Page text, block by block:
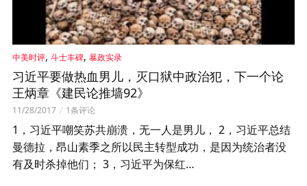
中美时评, 斗士丰碑, 暴政实录
习近平要做热血男儿，灭口狱中政治犯，下一个论
王炳章《建民论推墙92》
11/28/2017 1条评论
1，习近平嘲笑苏共崩溃，无一人是男儿， 2，习近平总结
曼德拉，昂山素季之所以民主转型成功，是因为统治者没
有及时杀掉他们； 3，习近平为保红…